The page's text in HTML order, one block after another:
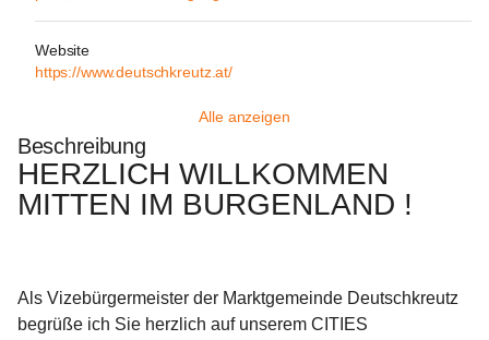
Website
https://www.deutschkreutz.at/
Alle anzeigen
Beschreibung
HERZLICH WILLKOMMEN
MITTEN IM BURGENLAND !
Als Vizebürgermeister der Marktgemeinde Deutschkreutz
begrüße ich Sie herzlich auf unserem CITIES